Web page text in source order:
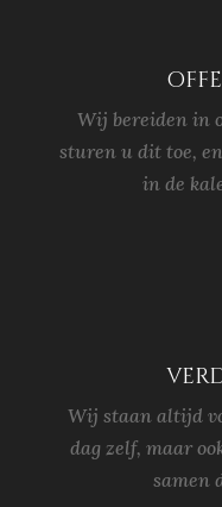
Wij bereiden in
sturen u dit toe,
in de
Wij staan altijd
dag zelf, maar
samen